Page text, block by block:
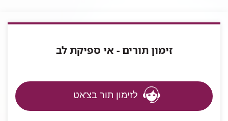
זימון תורים - אי ספיקת לב
לזימון תור בצ'אט